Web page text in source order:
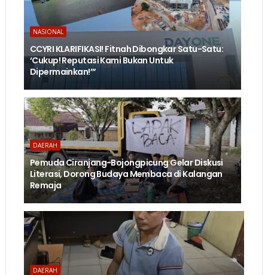
NASIONAL
CCYRI KLARIFIKASI! Fitnah Dibongkar Satu-Satu:
‘Cukup! Reputasi Kami Bukan Untuk
Dipermainkan!’”
DAERAH
Pemuda Ciranjang-Bojongpicung Gelar Diskusi
Literasi, Dorong Budaya Membaca di Kalangan
Remaja
DAERAH